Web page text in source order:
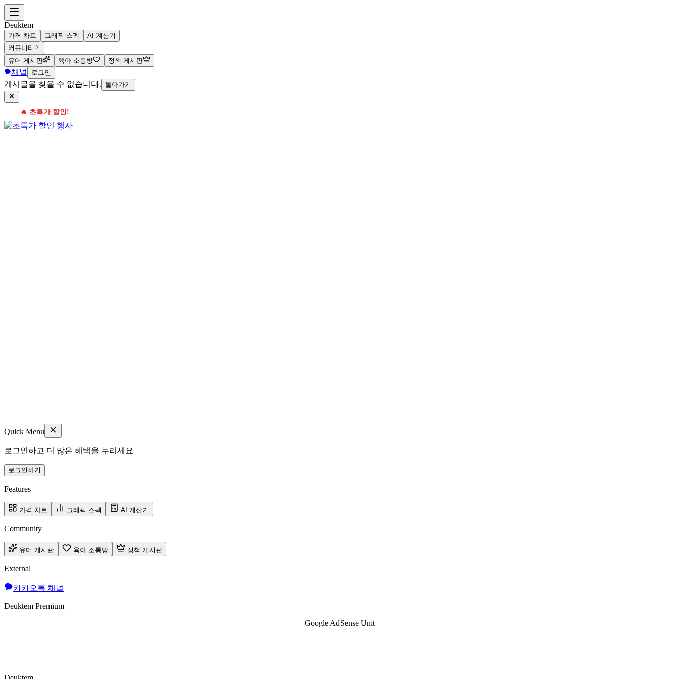
Deuktem
가격 차트 그래픽 스펙
AI 계산기
커뮤니티
유머 게시판
육아 소통방 정책 게시판
채널 로그인
게시글을 찾을 수 없습니다. 돌아가기
🔥 초특가 할인!
Quick Menu
로그인하고 더 많은 혜택을 누리세요
로그인하기
Features
가격 차트 그래픽 스펙 AI 계산기
Community
유머 게시판 육아 소통방 정책 게시판
External
카카오톡 채널
Deuktem Premium
Google AdSense Unit